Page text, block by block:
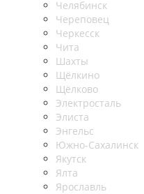
Челябинск
Череповец
Черкесск
Чита
Шахты
Щёлкино
Щёлково
Электросталь
Элиста
Энгельс
Южно-Сахалинск
Якутск
Ялта
Ярославль